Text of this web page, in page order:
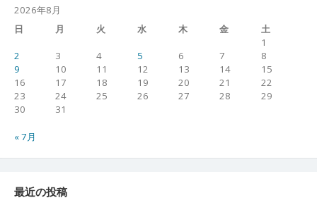
2026年8月
日
月 火 水 木 金
土
1
2
3 4 5 6 7
8
9
10 11 12 13 14
15
16
17 18 19 20 21
22
23
24 25 26 27 28
29
30
31
« 7月
最近の投稿